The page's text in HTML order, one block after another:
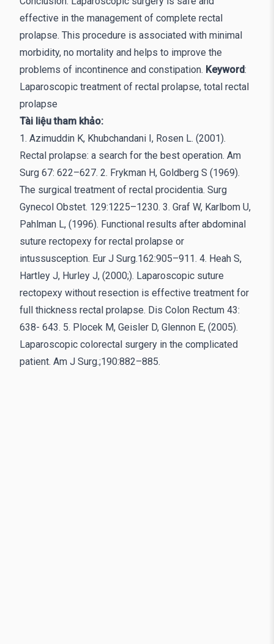
effective in the management of complete rectal
prolapse. This procedure is associated with minimal
morbidity, no mortality and helps to improve the
problems of incontinence and constipation. Keyword:
Laparoscopic treatment of rectal prolapse, total rectal
prolapse
Tài liệu tham khảo:
1. Azimuddin K, Khubchandani I, Rosen L. (2001).
Rectal prolapse: a search for the best operation. Am
Surg 67: 622–627. 2. Frykman H, Goldberg S (1969).
The surgical treatment of rectal procidentia. Surg
Gynecol Obstet. 129:1225–1230. 3. Graf W, Karlbom U,
Pahlman L, (1996). Functional results after abdominal
suture rectopexy for rectal prolapse or
intussusception. Eur J Surg.162:905–911. 4. Heah S,
Hartley J, Hurley J, (2000;). Laparoscopic suture
rectopexy without resection is effective treatment for
full thickness rectal prolapse. Dis Colon Rectum 43:
638- 643. 5. Plocek M, Geisler D, Glennon E, (2005).
Laparoscopic colorectal surgery in the complicated
patient. Am J Surg.;190:882–885.